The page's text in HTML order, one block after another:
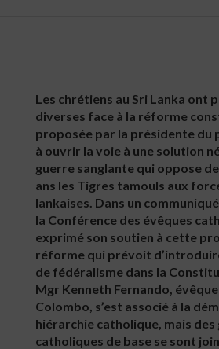
Les chrétiens au Sri Lanka ont
diverses face à la réforme
proposée par la présidente du
à ouvrir la voie à une solution
guerre sanglante qui oppose
ans les Tigres tamouls aux
lankaises. Dans un
la Conférence des évêques
exprimé son soutien à cette
réforme qui prévoit
de fédéralisme dans la
Mgr Kenneth Fernando,
Colombo, s’est associé à la
hiérarchie catholique, mais des
catholiques de base se sont